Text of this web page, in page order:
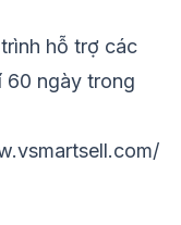
hỗ trợ các
60 ngày trong